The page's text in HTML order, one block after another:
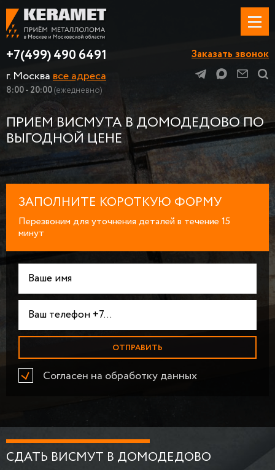
+7(499) 490 6491
г. Москвавсе адреса
8:00 - 20:00(ежедневно)
Заказать звонок
ПРИЕМ ВИСМУТА В ДОМОДЕДОВО ПО
ВЫГОДНОЙ ЦЕНЕ
ЗАПОЛНИТЕ КОРОТКУЮ ФОРМУ
Перезвоним для уточнения деталей в течение 15
минут
Согласен на обработку данных
СДАТЬ ВИСМУТ В ДОМОДЕДОВО